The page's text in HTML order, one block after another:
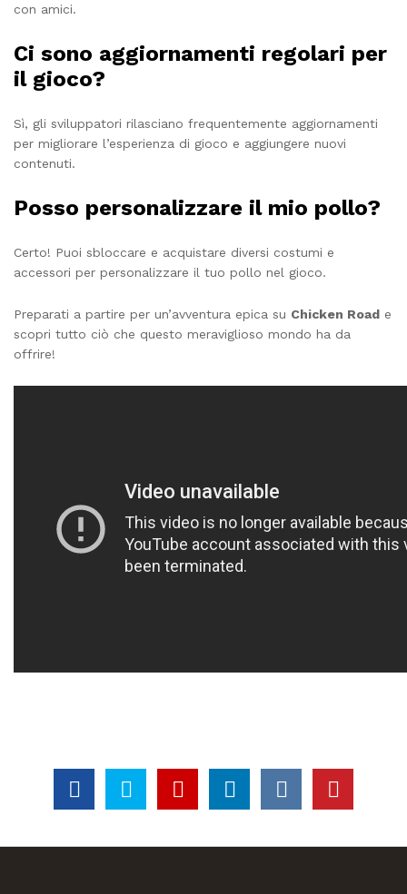
con amici.
Ci sono aggiornamenti regolari per
il gioco?
Sì, gli sviluppatori rilasciano frequentemente aggiornamenti
per migliorare l’esperienza di gioco e aggiungere nuovi
contenuti.
Posso personalizzare il mio pollo?
Certo! Puoi sbloccare e acquistare diversi costumi e
accessori per personalizzare il tuo pollo nel gioco.
Preparati a partire per un’avventura epica su Chicken Road e
scopri tutto ciò che questo meraviglioso mondo ha da
offrire!